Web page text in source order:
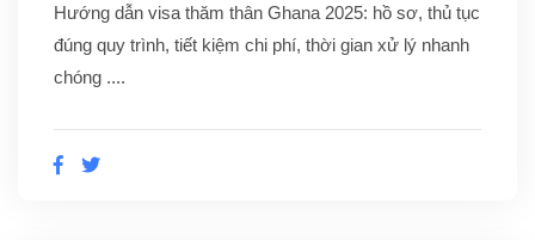
Hướng dẫn visa thăm thân Ghana 2025: hồ sơ, thủ tục
đúng quy trình, tiết kiệm chi phí, thời gian xử lý nhanh
chóng ....